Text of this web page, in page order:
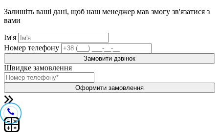
Залишіть ваші дані, щоб наш менеджер мав змогу зв'язатися з
вами
Ім'я
Номер телефону
Замовити дзвінок
Швидке замовлення
Оформити замовлення